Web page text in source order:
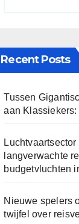
Recent Posts
Tussen
aan Klassiekers:
langverwachte
budgetvluchten
Nieuwe spelers
twijfel over